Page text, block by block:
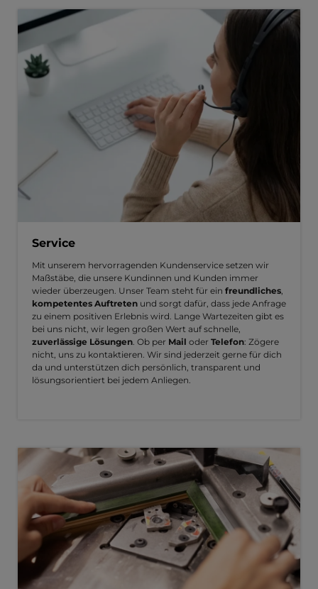
Service
Mit unserem hervorragenden Kundenservice setzen wir
Maßstäbe, die unsere Kundinnen und Kunden immer
wieder überzeugen. Unser Team steht für ein freundliches,
kompetentes Auftreten und sorgt dafür, dass jede Anfrage
zu einem positiven Erlebnis wird. Lange Wartezeiten gibt es
bei uns nicht, wir legen großen Wert auf schnelle,
zuverlässige Lösungen. Ob per Mail oder Telefon: Zögere
nicht, uns zu kontaktieren. Wir sind jederzeit gerne für dich
da und unterstützen dich persönlich, transparent und
lösungsorientiert bei jedem Anliegen.